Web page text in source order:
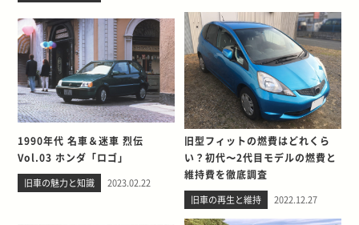
1990年代 名車＆迷車 烈伝
Vol.03 ホンダ「ロゴ」
旧車の魅力と知識 2023.02.22
旧型フィットの燃費はどれくら
い？初代〜2代目モデルの燃費と
維持費を徹底調査
旧車の再生と維持 2022.12.27